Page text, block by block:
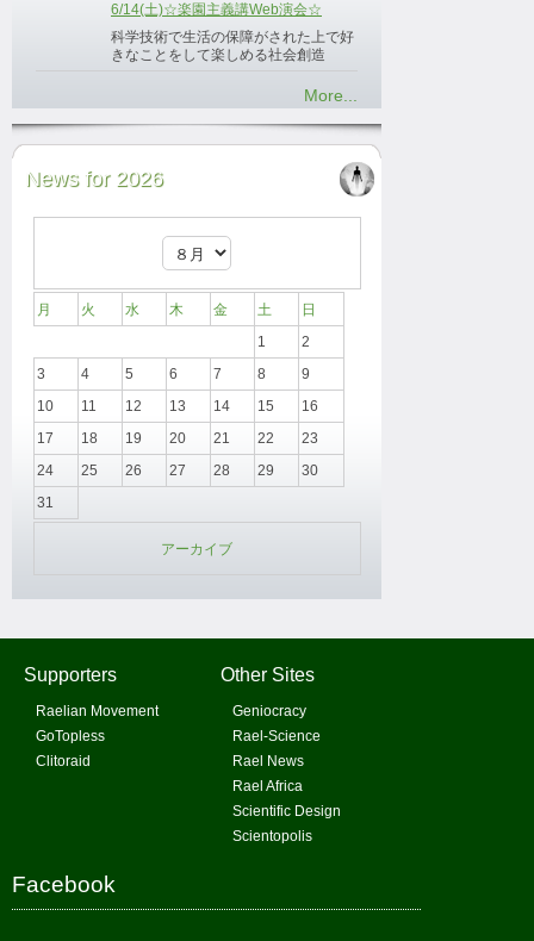
6/14(土)☆楽園主義講Web演会☆
科学技術で生活の保障がされた上で好
きなことをして楽しめる社会創造
More...
News for 2026
月 火 水 木 金 土
日
1
2
3
4 5 6 7 8
9
10
11 12 13 14 15
16
17
18 19 20 21 22
23
24
25 26 27 28 29
30
31
アーカイブ
Supporters
Raelian Movement
GoTopless
Clitoraid
Other Sites
Geniocracy
Rael-Science
Rael News
Rael Africa
Scientific Design
Scientopolis
Facebook